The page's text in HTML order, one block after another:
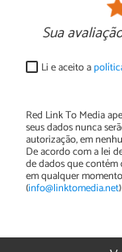
Sua
Li e aceito a
Red Link To Media
seus dados nunca
autorização, em
De acordo com a lei
de dados que contém
em qualquer
(info@linktomedia.net)